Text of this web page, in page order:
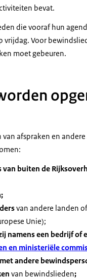
bevat.
die vooraf hun
vrijdag. Voor
moet gebeuren.
afspraken en
buiten de
van andere landen
Unie);
namens een bedrijf of
en ministeriële
andere
van bewindslieden;